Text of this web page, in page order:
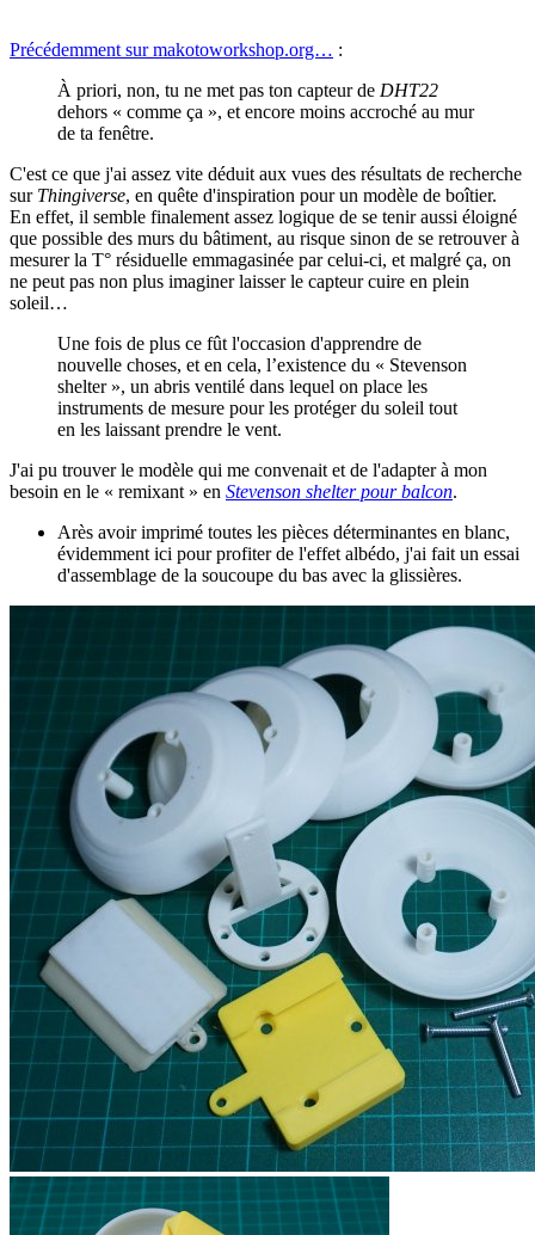
Précédemment sur makotoworkshop.org… :
À priori, non, tu ne met pas ton capteur de DHT22
dehors « comme ça », et encore moins accroché au mur
de ta fenêtre.
C'est ce que j'ai assez vite déduit aux vues des résultats de recherche
sur Thingiverse, en quête d'inspiration pour un modèle de boîtier.
En effet, il semble finalement assez logique de se tenir aussi éloigné
que possible des murs du bâtiment, au risque sinon de se retrouver à
mesurer la T° résiduelle emmagasinée par celui-ci, et malgré ça, on
ne peut pas non plus imaginer laisser le capteur cuire en plein
soleil…
Une fois de plus ce fût l'occasion d'apprendre de
nouvelle choses, et en cela, l’existence du « Stevenson
shelter », un abris ventilé dans lequel on place les
instruments de mesure pour les protéger du soleil tout
en les laissant prendre le vent.
J'ai pu trouver le modèle qui me convenait et de l'adapter à mon
besoin en le « remixant » en Stevenson shelter pour balcon.
Arès avoir imprimé toutes les pièces déterminantes en blanc,
évidemment ici pour profiter de l'effet albédo, j'ai fait un essai
d'assemblage de la soucoupe du bas avec la glissières.